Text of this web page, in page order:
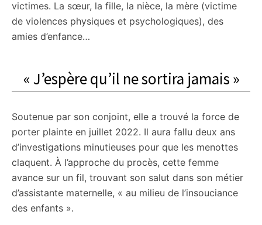
victimes. La sœur, la fille, la nièce, la mère (victime
de violences physiques et psychologiques), des
amies d’enfance…
« J’espère qu’il ne sortira jamais »
Soutenue par son conjoint, elle a trouvé la force de
porter plainte en juillet 2022. Il aura fallu deux ans
d’investigations minutieuses pour que les menottes
claquent. À l’approche du procès, cette femme
avance sur un fil, trouvant son salut dans son métier
d’assistante maternelle, « au milieu de l’insouciance
des enfants ».